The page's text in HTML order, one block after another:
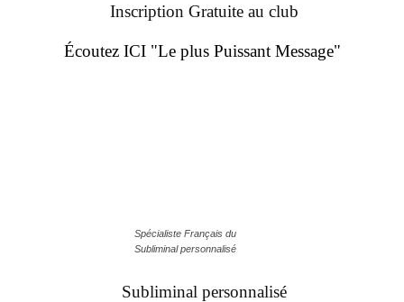
Inscription Gratuite au club
Écoutez ICI "Le plus Puissant Message"
Spécialiste Français du
Subliminal personnalisé
Subliminal personnalisé